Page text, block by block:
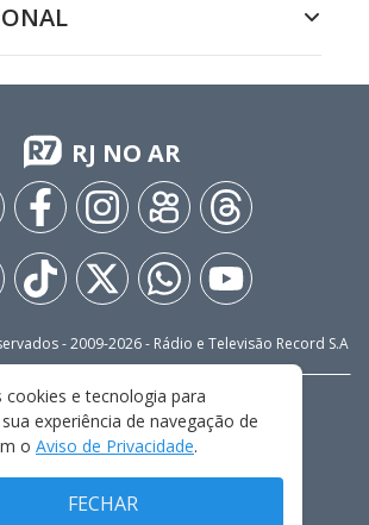
RJ NO AR
- 2009-2026- Rádio e Televisão Record S.A
FALE CONOSCO
PRIVACIDADE
TERMOS E CONDIÇÕES DE USO
cookies e tecnologia para
experiência de navegação de
o Aviso de Privacidade.
FECHAR